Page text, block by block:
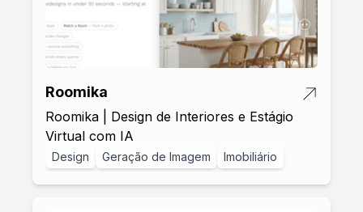
Roomika
Roomika | Design de Interiores e Estágio
Virtual com IA
Design Geração de Imagem Imobiliário